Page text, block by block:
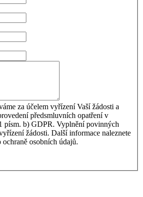
za účelem vyřízení Vaší žádosti a
předsmluvních opatření v
písm. b) GDPR. Vyplnění povinných
žádosti. Další informace naleznete
ochraně osobních údajů.